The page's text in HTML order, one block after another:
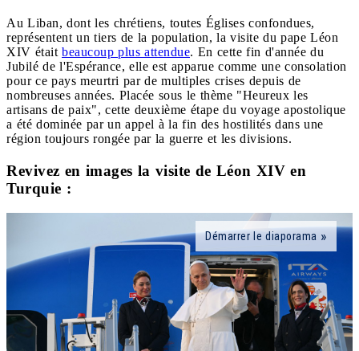
Au Liban, dont les chrétiens, toutes Églises confondues,
représentent un tiers de la population, la visite du pape Léon
XIV était beaucoup plus attendue. En cette fin d'année du
Jubilé de l'Espérance, elle est apparue comme une consolation
pour ce pays meurtri par de multiples crises depuis de
nombreuses années. Placée sous le thème "Heureux les
artisans de paix", cette deuxième étape du voyage apostolique
a été dominée par un appel à la fin des hostilités dans une
région toujours rongée par la guerre et les divisions.
Revivez en images la visite de Léon XIV en
Turquie :
Démarrer le diaporama